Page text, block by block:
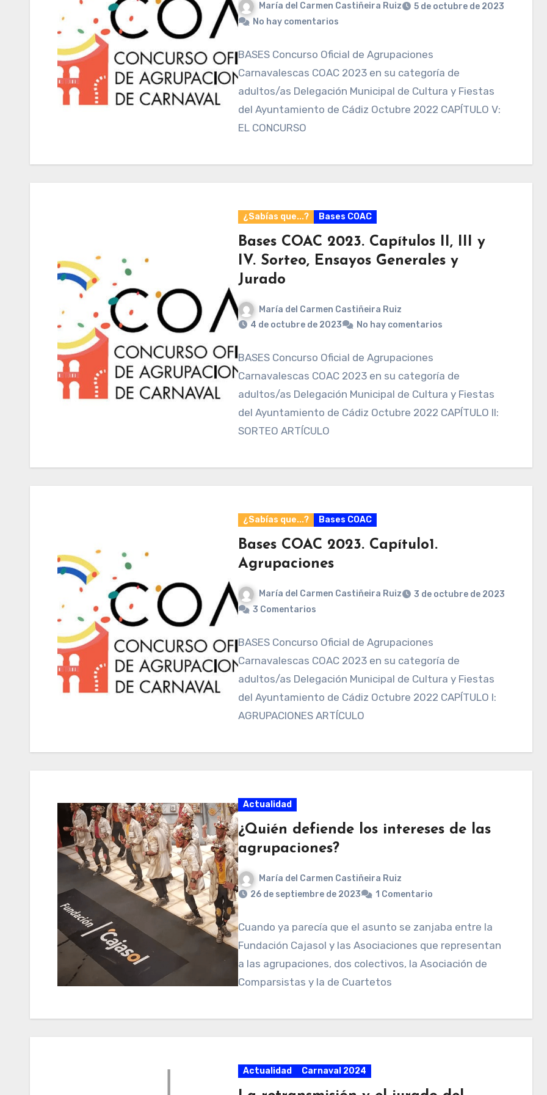
María del Carmen Castiñeira Ruiz
5 de octubre de 2023
No hay comentarios
BASES Concurso Oficial de Agrupaciones
Carnavalescas COAC 2023 en su categoría de
adultos/as Delegación Municipal de Cultura y Fiestas
del Ayuntamiento de Cádiz Octubre 2022 CAPÍTULO V:
EL CONCURSO
¿Sabías que...? Bases COAC
Bases COAC 2023. Capítulos II, III y
IV. Sorteo, Ensayos Generales y
Jurado
María del Carmen Castiñeira Ruiz
4 de octubre de 2023
No hay comentarios
BASES Concurso Oficial de Agrupaciones
Carnavalescas COAC 2023 en su categoría de
adultos/as Delegación Municipal de Cultura y Fiestas
del Ayuntamiento de Cádiz Octubre 2022 CAPÍTULO II:
SORTEO ARTÍCULO
¿Sabías que...? Bases COAC
Bases COAC 2023. Capítulo1.
Agrupaciones
María del Carmen Castiñeira Ruiz
3 de octubre de 2023
3 Comentarios
BASES Concurso Oficial de Agrupaciones
Carnavalescas COAC 2023 en su categoría de
adultos/as Delegación Municipal de Cultura y Fiestas
del Ayuntamiento de Cádiz Octubre 2022 CAPÍTULO I:
AGRUPACIONES ARTÍCULO
Actualidad
¿Quién defiende los intereses de las
agrupaciones?
María del Carmen Castiñeira Ruiz
26 de septiembre de 2023
1 Comentario
Cuando ya parecía que el asunto se zanjaba entre la
Fundación Cajasol y las Asociaciones que representan
a las agrupaciones, dos colectivos, la Asociación de
Comparsistas y la de Cuartetos
Actualidad Carnaval 2024